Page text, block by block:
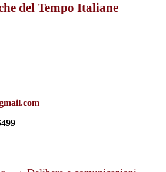
del Tempo Italiane